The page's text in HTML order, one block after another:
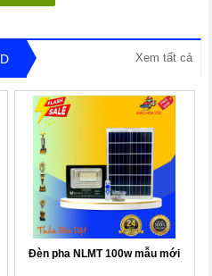
Xem tất cả
Đèn pha NLMT 100w mẫu mới